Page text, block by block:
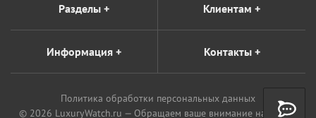
Разделы + Клиентам +
Информация + Контакты+
Политика обработки персональных данных
© 2026 LuxuryWatch.ru — Обращаем ваше внимание на то, что